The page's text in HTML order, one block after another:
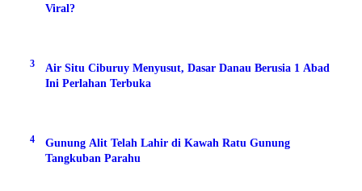
Viral?
3
Air Situ Ciburuy Menyusut, Dasar Danau Berusia 1 Abad
Ini Perlahan Terbuka
4
Gunung Alit Telah Lahir di Kawah Ratu Gunung
Tangkuban Parahu